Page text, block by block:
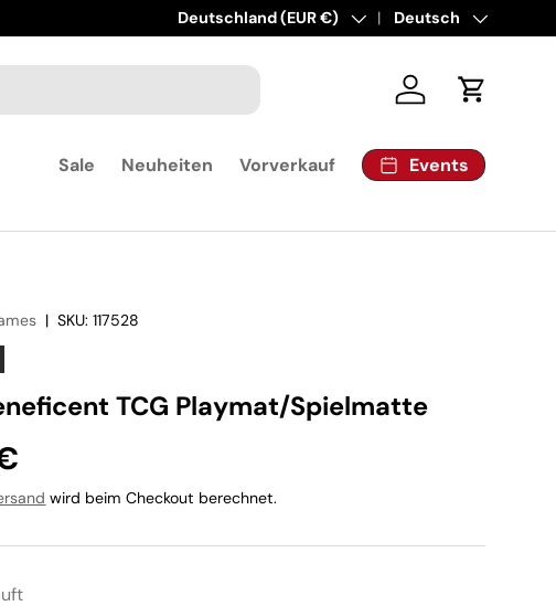
Land/Region
Deutschland (EUR €) SpracheDeutsch
Einloggen
Sale Neuheiten Vorverkauf Events
|SKU: 117528
TCG Playmat/Spielmatte
wird beim Checkout berechnet.